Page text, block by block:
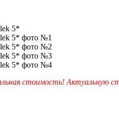
стоимость! Актуальную